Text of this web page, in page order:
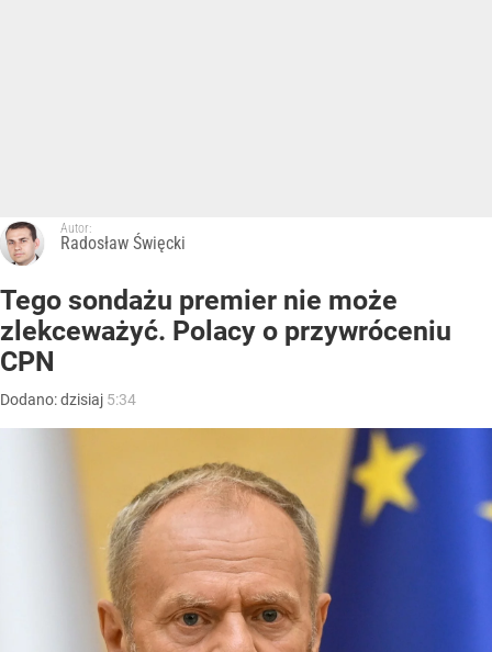
Autor:
Radosław Święcki
Tego sondażu premier nie może
zlekceważyć. Polacy o przywróceniu
CPN
Dodano:dzisiaj 5:34